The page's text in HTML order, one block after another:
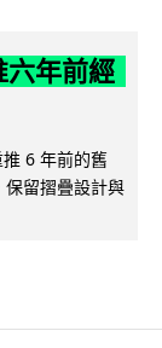
六年前經
6 年前的舊
留摺疊設計與